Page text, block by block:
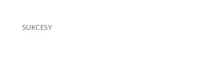
SUKCESY